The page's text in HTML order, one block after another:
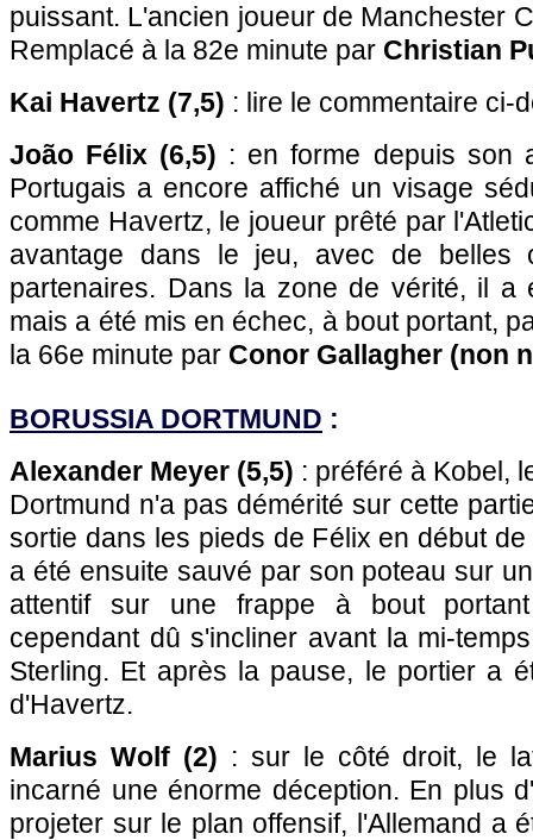
puissant. L'ancien joueur de Manchester
Remplacé à la 82e minute par Christian
Kai Havertz (7,5) : lire le commentaire ci-
João Félix (6,5) : en forme depuis son
Portugais a encore affiché un visage
comme Havertz, le joueur prêté par
avantage dans le jeu, avec de belles
partenaires. Dans la zone de vérité, il a
mais a été mis en échec, à bout portant,
la 66e minute par Conor Gallagher (non
BORUSSIA DORTMUND :
Alexander Meyer (5,5) : préféré à Kobel,
Dortmund n'a pas démérité sur cette
sortie dans les pieds de Félix en début
a été ensuite sauvé par son poteau sur
attentif sur une frappe à bout
cependant dû s'incliner avant la mi-
Sterling. Et après la pause, le portier a
d'Havertz.
Marius Wolf (2) : sur le côté droit, le
incarné une énorme déception. En plus
projeter sur le plan offensif, l'Allemand a